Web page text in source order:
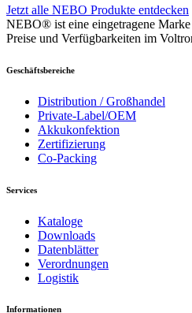
Jetzt alle NEBO Produkte entdecken
NEBO® ist eine eingetragene
Preise und Verfügbarkeiten im
Geschäftsbereiche
Distribution / Großhandel
Private-Label/OEM
Akkukonfektion
Zertifizierung
Co-Packing
Services
Kataloge
Downloads
Datenblätter
Verordnungen
Logistik
Informationen